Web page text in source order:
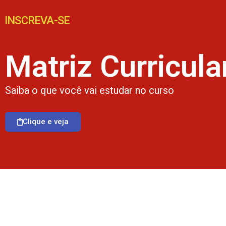
INSCREVA-SE
Matriz
Saiba o que você vai estudar no curso
Clique e veja